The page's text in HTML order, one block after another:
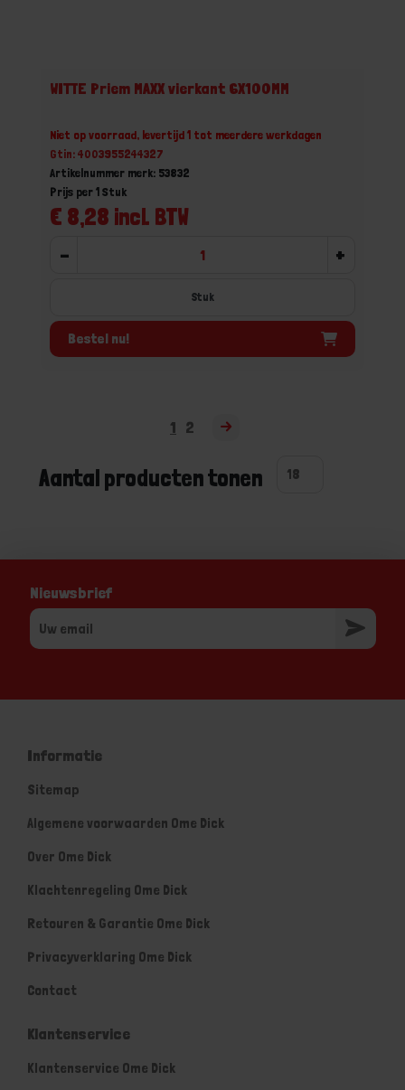
WITTE Priem MAXX vierkant 6X100MM
Niet op voorraad, levertijd 1 tot meerdere werkdagen
Gtin: 4003955244327
Artikelnummer merk: 53832
€ 8,28 incl. BTW
Prijs per 1 Stuk
- +
Stuk
Bestel nu!
1 2
Aantal producten tonen
Nieuwsbrief
Informatie
Sitemap
Algemene voorwaarden Ome Dick
Over Ome Dick
Klachtenregeling Ome Dick
Retouren & Garantie Ome Dick
Privacyverklaring Ome Dick
Contact
Klantenservice
Klantenservice Ome Dick